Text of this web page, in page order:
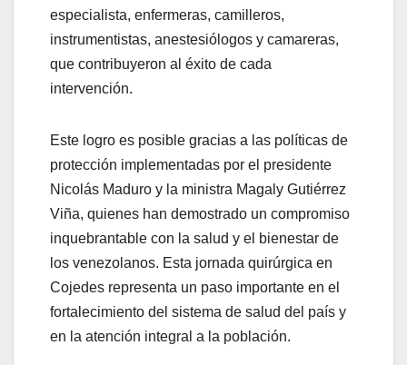
especialista, enfermeras, camilleros,
instrumentistas, anestesiólogos y camareras,
que contribuyeron al éxito de cada
intervención.
Este logro es posible gracias a las políticas de
protección implementadas por el presidente
Nicolás Maduro y la ministra Magaly Gutiérrez
Viña, quienes han demostrado un compromiso
inquebrantable con la salud y el bienestar de
los venezolanos. Esta jornada quirúrgica en
Cojedes representa un paso importante en el
fortalecimiento del sistema de salud del país y
en la atención integral a la población.